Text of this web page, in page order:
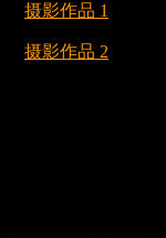
摄影作品 1
摄影作品 2